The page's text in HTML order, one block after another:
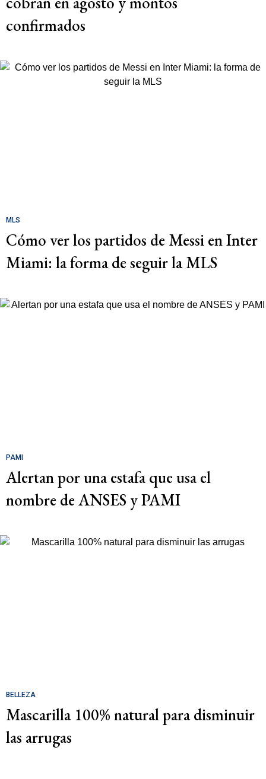
confirmados
MLS
Cómo ver los partidos de Messi en Inter
Miami: la forma de seguir la MLS
PAMI
Alertan por una estafa que usa el
nombre de ANSES y PAMI
BELLEZA
Mascarilla 100% natural para disminuir
las arrugas